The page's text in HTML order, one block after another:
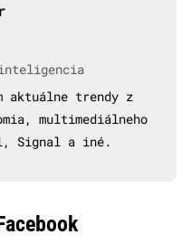
inteligencia
aktuálne trendy z
multimediálneho
Signal a iné.